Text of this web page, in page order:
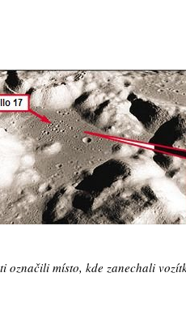
označili místo, kde zanechali